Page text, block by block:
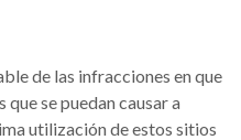
de las infracciones en que
se puedan causar a
utilización de estos sitios